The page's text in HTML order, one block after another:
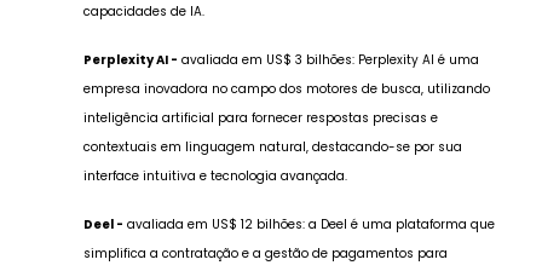
capacidades de IA.
Perplexity AI - avaliada em US$ 3 bilhões: Perplexity AI é uma
empresa inovadora no campo dos motores de busca, utilizando
inteligência artificial para fornecer respostas precisas e
contextuais em linguagem natural, destacando-se por sua
interface intuitiva e tecnologia avançada.
Deel - avaliada em US$ 12 bilhões: a Deel é uma plataforma que
simplifica a contratação e a gestão de pagamentos para